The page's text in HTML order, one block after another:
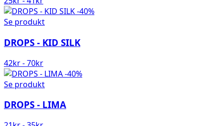
-40%
Se produkt
DROPS - KID SILK
42kr-70kr
-40%
Se produkt
DROPS - LIMA